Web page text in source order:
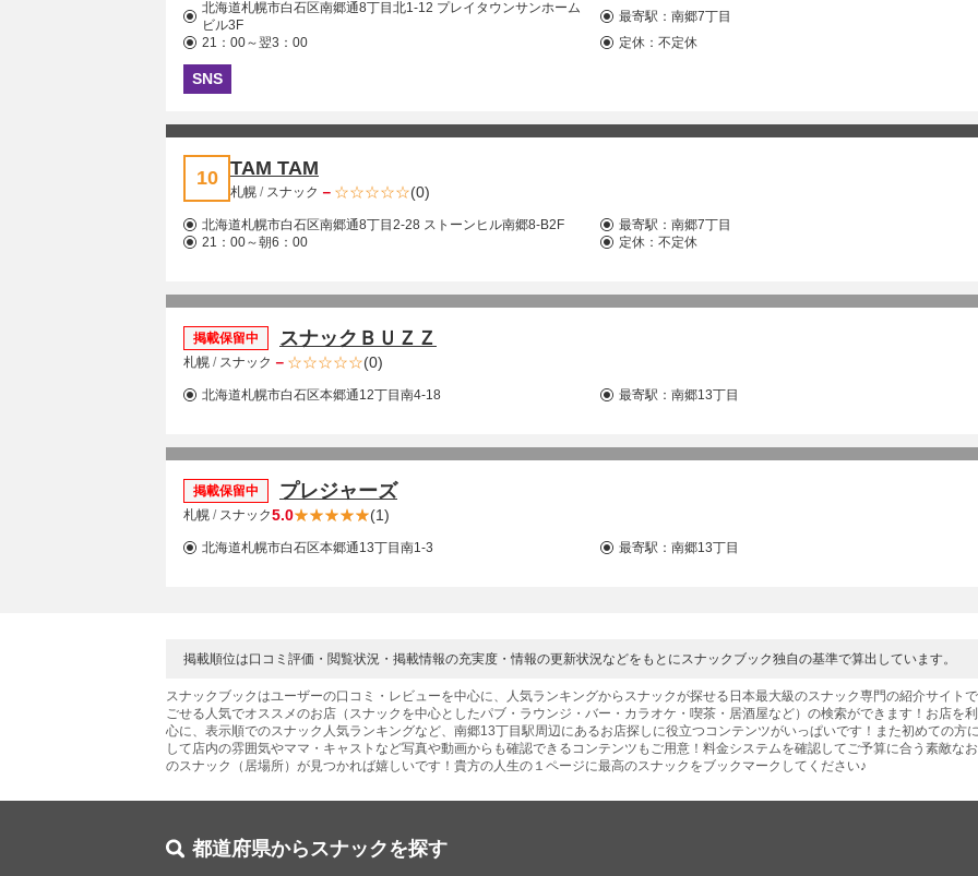
北海道札幌市白石区南郷通8丁目北1-12 プレイタウンサンホーム
ビル3F
最寄駅： 南郷7丁目
21：00～翌3：00
定休：不定休
SNS
10 TAM TAM
札幌 / スナック － (0)
北海道札幌市白石区南郷通8丁目2-28 ストーンヒル南郷8-B2F 最寄駅： 南郷7丁目
21：00～朝6：00
定休：不定休
掲載保留中 スナックＢＵＺＺ
札幌 / スナック － (0)
北海道札幌市白石区本郷通12丁目南4-18 最寄駅： 南郷13丁目
掲載保留中 プレジャーズ
札幌 / スナック5.0 (1)
北海道札幌市白石区本郷通13丁目南1-3 最寄駅： 南郷13丁目
掲載順位は口コミ評価・閲覧状況・掲載情報の充実度・情報の更新状況などをもとにスナックブック独自の基準で算出しています。
スナックブックはユーザーの口コミ・レビューを中心に、人気ランキングからスナックが探せる日本最大級のスナック専門の紹介サイト
ごせる人気でオススメのお店（スナックを中心としたパブ・ラウンジ・バー・カラオケ・喫茶・居酒屋など）の検索ができます！お店を
心に、表示順でのスナック人気ランキングなど、南郷13丁目駅周辺にあるお店探しに役立つコンテンツがいっぱいです！また初めての方
して店内の雰囲気やママ・キャストなど写真や動画からも確認できるコンテンツもご用意！料金システムを確認してご予算に合う素敵な
のスナック（居場所）が見つかれば嬉しいです！貴方の人生の１ページに最高のスナックをブックマークしてください♪
都道府県からスナックを探す